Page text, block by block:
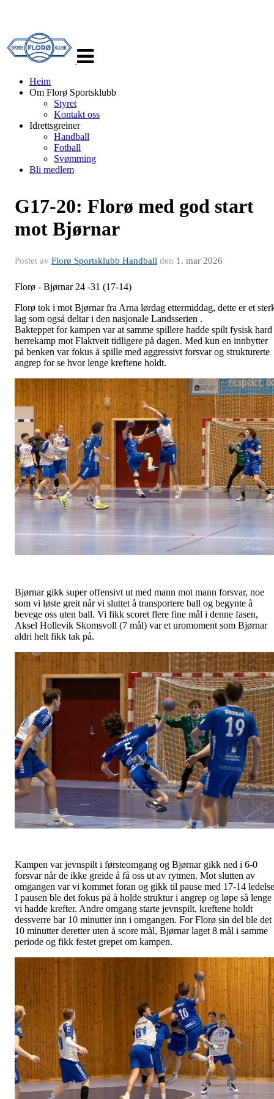
navigasjon
Heim
Om Florø Sportsklubb
Styret
Kontakt oss
Idrettsgreiner
Handball
Fotball
Svømming
Bli medlem
G17-20: Florø med god start
mot Bjørnar
Postet av Florø Sportsklubb Handball den 1. mar 2026
Florø - Bjørnar 24 -31 (17-14)
Florø tok i mot Bjørnar fra Arna lørdag ettermiddag, dette er et
lag som også deltar i den nasjonale Landsserien .
Bakteppet for kampen var at samme spillere hadde spilt fysisk hard
herrekamp mot Flaktveit tidligere på dagen. Med kun en innbytter
på benken var fokus å spille med aggressivt forsvar og strukturerte
angrep for se hvor lenge kreftene holdt.
Bjørnar gikk super offensivt ut med mann mot mann forsvar, noe
som vi løste greit når vi sluttet å transportere ball og begynte å
bevege oss uten ball. Vi fikk scoret flere fine mål i denne fasen,
Aksel Hollevik Skomsvoll (7 mål) var et uromoment som Bjørnar
aldri helt fikk tak på.
Kampen var jevnspilt i førsteomgang og Bjørnar gikk ned i 6-0
forsvar når de ikke greide å få oss ut av rytmen. Mot slutten av
omgangen var vi kommet foran og gikk til pause med 17-14
I pausen ble det fokus på å holde struktur i angrep og løpe så lenge
vi hadde krefter. Andre omgang starte jevnspilt, kreftene holdt
dessverre bar 10 minutter inn i omgangen. For Florø sin del ble det
10 minutter deretter uten å score mål, Bjørnar laget 8 mål i samme
periode og fikk festet grepet om kampen.